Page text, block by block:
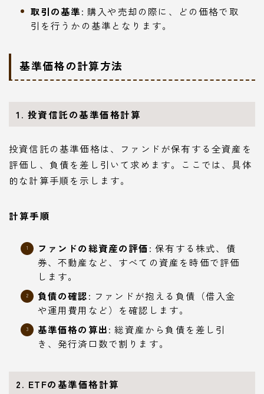
取引の基準: 購入や売却の際に、どの価格で取
引を行うかの基準となります。
基準価格の計算方法
1. 投資信託の基準価格計算
投資信託の基準価格は、ファンドが保有する全資産を
評価し、負債を差し引いて求めます。ここでは、具体
的な計算手順を示します。
計算手順
ファンドの総資産の評価: 保有する株式、債
券、不動産など、すべての資産を時価で評価
します。
負債の確認: ファンドが抱える負債（借入金
や運用費用など）を確認します。
基準価格の算出: 総資産から負債を差し引
き、発行済口数で割ります。
2. ETFの基準価格計算